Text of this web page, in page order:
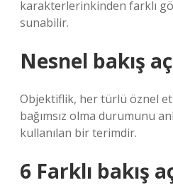
karakterlerinkinden farklı
sunabilir.
Nesnel bakış
Objektiflik, her türlü öznel
bağımsız olma durumunu
kullanılan bir terimdir.
6 Farklı bakış